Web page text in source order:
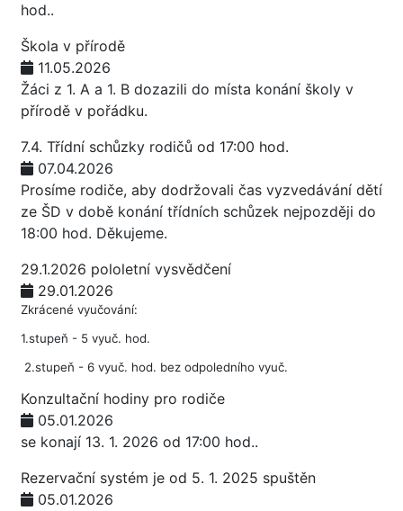
hod..
Škola v přírodě
11.05.2026
Žáci z 1. A a 1. B dozazili do místa konání školy v
přírodě v pořádku.
7.4. Třídní schůzky rodičů od 17:00 hod.
07.04.2026
Prosíme rodiče, aby dodržovali čas vyzvedávání dětí
ze ŠD v době konání třídních schůzek nejpozději do
18:00 hod. Děkujeme.
29.1.2026 pololetní vysvědčení
29.01.2026
Zkrácené vyučování:
1.stupeň - 5 vyuč. hod.
2.stupeň - 6 vyuč. hod. bez odpoledního vyuč.
Konzultační hodiny pro rodiče
05.01.2026
se konají 13. 1. 2026 od 17:00 hod..
Rezervační systém je od 5. 1. 2025 spuštěn
05.01.2026